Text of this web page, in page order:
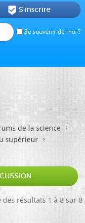
Se souvenir de moi ?
 S'inscrire
de la science
supérieur
des résultats 1 à 8 sur 8